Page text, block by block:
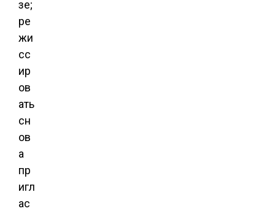
зе;
ре
жи
сс
ир
ов
ать
сн
ов
а
пр
игл
ас